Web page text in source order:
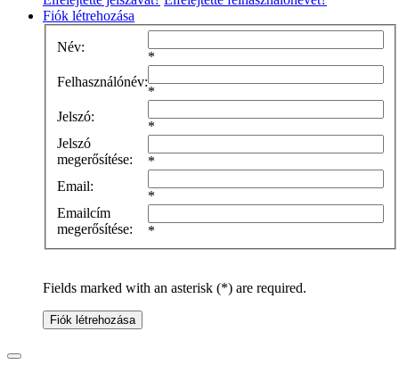
Fiók létrehozása
Név:
*
Felhasználónév:
*
Jelszó:
*
Jelszó
megerősítése:
*
Email:
*
Emailcím
megerősítése:
*
Fields marked with an asterisk (*) are required.
Fiók létrehozása